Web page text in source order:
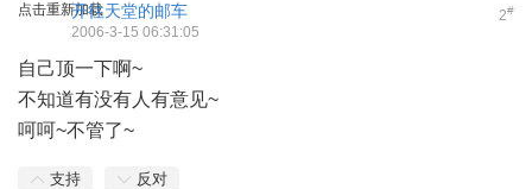
点击重新加载 2#
开往天堂的邮车
2006-3-15 06:31:05
自己顶一下啊~
不知道有没有人有意见~
呵呵~不管了~
支持 反对